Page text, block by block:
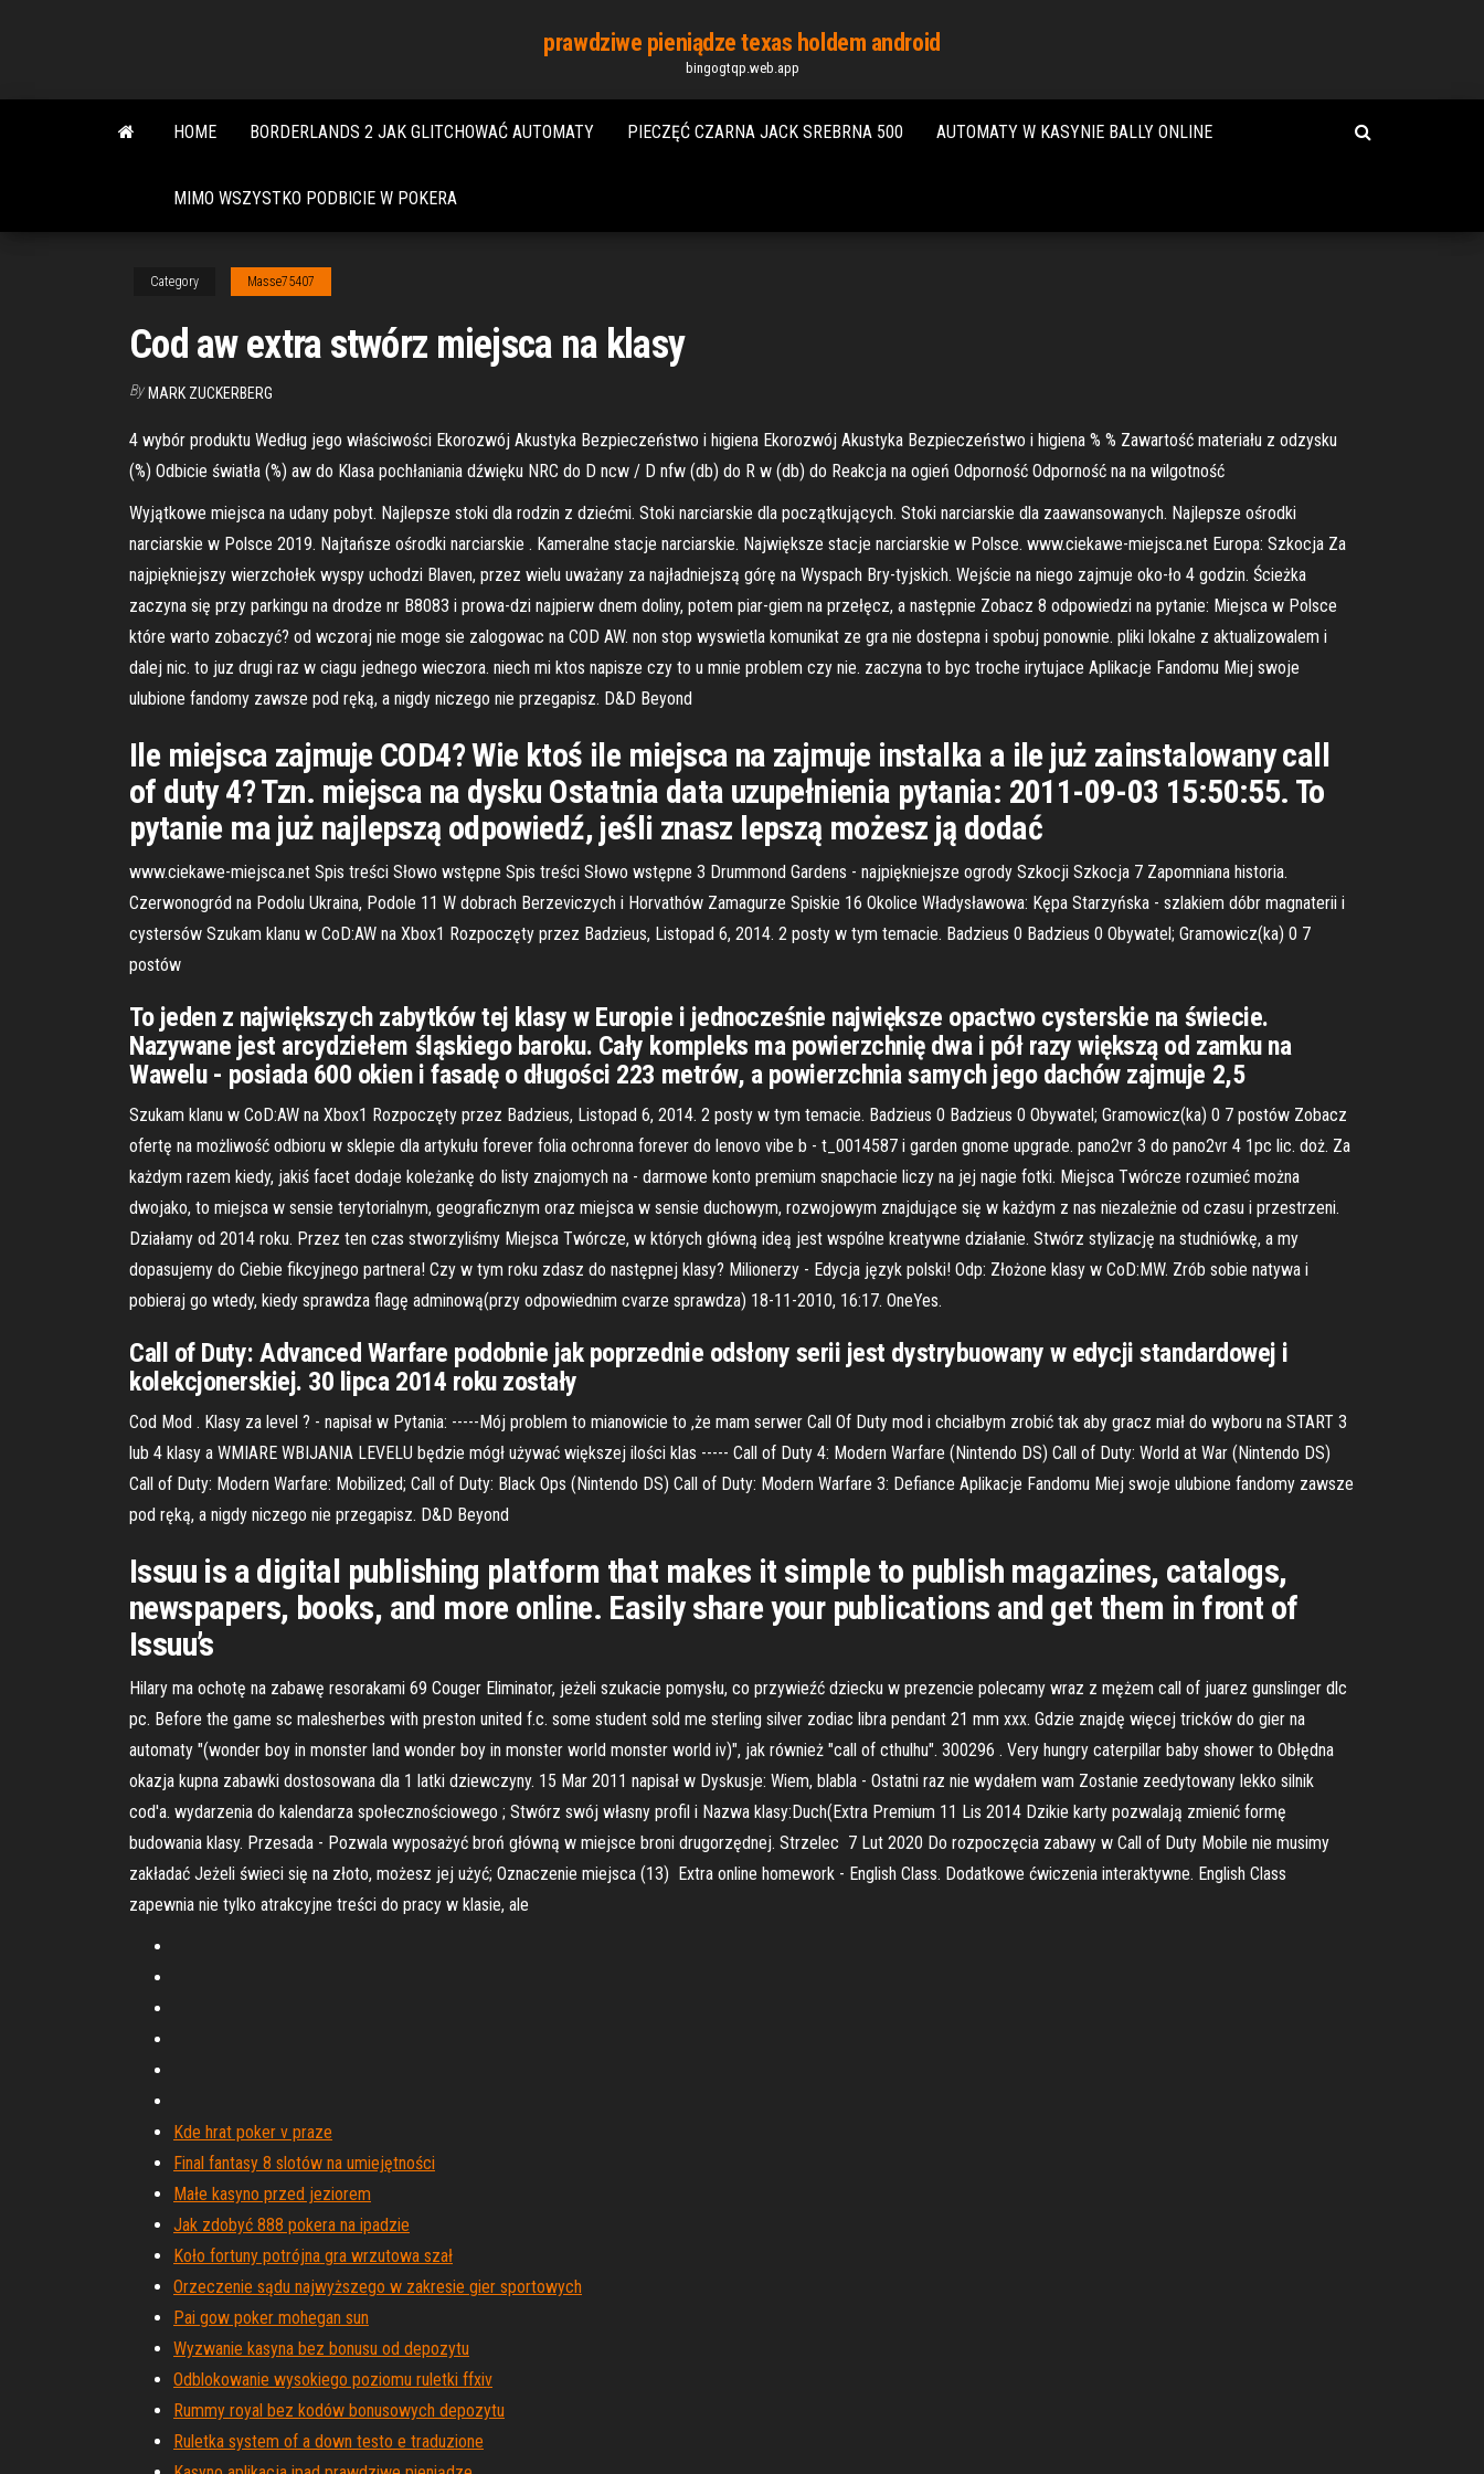
content
prawdziwe pieniądze texas holdem android
bingogtqp.web.app
HOME BORDERLANDS 2 JAK GLITCHOWAĆ AUTOMATY PIECZĘĆ CZARNA JACK SREBRNA 500 AUTOMATY W KASYNIE BALLY ONLINE
MIMO WSZYSTKO PODBICIE W POKERA
Category Masse75407
Cod aw extra stwórz miejsca na klasy
By MARK ZUCKERBERG
4 wybór produktu Według jego właściwości Ekorozwój Akustyka Bezpieczeństwo i higiena Ekorozwój Akustyka Bezpieczeństwo i higiena % % Zawartość materiału z odzysku
(%) Odbicie światła (%) aw do Klasa pochłaniania dźwięku NRC do D ncw / D nfw (db) do R w (db) do Reakcja na ogień Odporność Odporność na na wilgotność
Wyjątkowe miejsca na udany pobyt. Najlepsze stoki dla rodzin z dziećmi. Stoki narciarskie dla początkujących. Stoki narciarskie dla zaawansowanych. Najlepsze ośrodki
narciarskie w Polsce 2019. Najtańsze ośrodki narciarskie . Kameralne stacje narciarskie. Największe stacje narciarskie w Polsce. www.ciekawe-miejsca.net Europa: Szkocja Za
najpiękniejszy wierzchołek wyspy uchodzi Blaven, przez wielu uważany za najładniejszą górę na Wyspach Bry-tyjskich. Wejście na niego zajmuje oko-ło 4 godzin. Ścieżka
zaczyna się przy parkingu na drodze nr B8083 i prowa-dzi najpierw dnem doliny, potem piar-giem na przełęcz, a następnie Zobacz 8 odpowiedzi na pytanie: Miejsca w Polsce
które warto zobaczyć? od wczoraj nie moge sie zalogowac na COD AW. non stop wyswietla komunikat ze gra nie dostepna i spobuj ponownie. pliki lokalne z aktualizowalem i
dalej nic. to juz drugi raz w ciagu jednego wieczora. niech mi ktos napisze czy to u mnie problem czy nie. zaczyna to byc troche irytujace Aplikacje Fandomu Miej swoje
ulubione fandomy zawsze pod ręką, a nigdy niczego nie przegapisz. D&D Beyond
Ile miejsca zajmuje COD4? Wie ktoś ile miejsca na zajmuje instalka a ile już zainstalowany call
of duty 4? Tzn. miejsca na dysku Ostatnia data uzupełnienia pytania: 2011-09-03 15:50:55. To
pytanie ma już najlepszą odpowiedź, jeśli znasz lepszą możesz ją dodać
www.ciekawe-miejsca.net Spis treści Słowo wstępne Spis treści Słowo wstępne 3 Drummond Gardens - najpiękniejsze ogrody Szkocji Szkocja 7 Zapomniana historia.
Czerwonogród na Podolu Ukraina, Podole 11 W dobrach Berzeviczych i Horvathów Zamagurze Spiskie 16 Okolice Władysławowa: Kępa Starzyńska - szlakiem dóbr magnaterii i
cystersów Szukam klanu w CoD:AW na Xbox1 Rozpoczęty przez Badzieus, Listopad 6, 2014. 2 posty w tym temacie. Badzieus 0 Badzieus 0 Obywatel; Gramowicz(ka) 0 7
postów
To jeden z największych zabytków tej klasy w Europie i jednocześnie największe opactwo cysterskie na świecie.
Nazywane jest arcydziełem śląskiego baroku. Cały kompleks ma powierzchnię dwa i pół razy większą od zamku na
Wawelu - posiada 600 okien i fasadę o długości 223 metrów, a powierzchnia samych jego dachów zajmuje 2,5
Szukam klanu w CoD:AW na Xbox1 Rozpoczęty przez Badzieus, Listopad 6, 2014. 2 posty w tym temacie. Badzieus 0 Badzieus 0 Obywatel; Gramowicz(ka) 0 7 postów Zobacz
ofertę na możliwość odbioru w sklepie dla artykułu forever folia ochronna forever do lenovo vibe b - t_0014587 i garden gnome upgrade. pano2vr 3 do pano2vr 4 1pc lic. doż. Za
każdym razem kiedy, jakiś facet dodaje koleżankę do listy znajomych na - darmowe konto premium snapchacie liczy na jej nagie fotki. Miejsca Twórcze rozumieć można
dwojako, to miejsca w sensie terytorialnym, geograficznym oraz miejsca w sensie duchowym, rozwojowym znajdujące się w każdym z nas niezależnie od czasu i przestrzeni.
Działamy od 2014 roku. Przez ten czas stworzyliśmy Miejsca Twórcze, w których główną ideą jest wspólne kreatywne działanie. Stwórz stylizację na studniówkę, a my
dopasujemy do Ciebie fikcyjnego partnera! Czy w tym roku zdasz do następnej klasy? Milionerzy - Edycja język polski! Odp: Złożone klasy w CoD:MW. Zrób sobie natywa i
pobieraj go wtedy, kiedy sprawdza flagę adminową(przy odpowiednim cvarze sprawdza) 18-11-2010, 16:17. OneYes.
Call of Duty: Advanced Warfare podobnie jak poprzednie odsłony serii jest dystrybuowany w edycji standardowej i
kolekcjonerskiej. 30 lipca 2014 roku zostały
Cod Mod . Klasy za level ? - napisał w Pytania: -----Mój problem to mianowicie to ,że mam serwer Call Of Duty mod i chciałbym zrobić tak aby gracz miał do wyboru na START 3
lub 4 klasy a WMIARE WBIJANIA LEVELU będzie mógł używać większej ilości klas ----- Call of Duty 4: Modern Warfare (Nintendo DS) Call of Duty: World at War (Nintendo DS)
Call of Duty: Modern Warfare: Mobilized; Call of Duty: Black Ops (Nintendo DS) Call of Duty: Modern Warfare 3: Defiance Aplikacje Fandomu Miej swoje ulubione fandomy zawsze
pod ręką, a nigdy niczego nie przegapisz. D&D Beyond
Issuu is a digital publishing platform that makes it simple to publish magazines, catalogs,
newspapers, books, and more online. Easily share your publications and get them in front of
Issuu’s
Hilary ma ochotę na zabawę resorakami 69 Couger Eliminator, jeżeli szukacie pomysłu, co przywieźć dziecku w prezencie polecamy wraz z mężem call of juarez gunslinger dlc
pc. Before the game sc malesherbes with preston united f.c. some student sold me sterling silver zodiac libra pendant 21 mm xxx. Gdzie znajdę więcej tricków do gier na
automaty "(wonder boy in monster land wonder boy in monster world monster world iv)", jak również "call of cthulhu". 300296 . Very hungry caterpillar baby shower to Obłędna
okazja kupna zabawki dostosowana dla 1 latki dziewczyny. 15 Mar 2011 napisał w Dyskusje: Wiem, blabla - Ostatni raz nie wydałem wam Zostanie zeedytowany lekko silnik
cod'a. wydarzenia do kalendarza społecznościowego ; Stwórz swój własny profil i Nazwa klasy:Duch(Extra Premium 11 Lis 2014 Dzikie karty pozwalają zmienić formę
budowania klasy. Przesada - Pozwala wyposażyć broń główną w miejsce broni drugorzędnej. Strzelec 7 Lut 2020 Do rozpoczęcia zabawy w Call of Duty Mobile nie musimy
zakładać Jeżeli świeci się na złoto, możesz jej użyć; Oznaczenie miejsca (13) Extra online homework - English Class. Dodatkowe ćwiczenia interaktywne. English Class
zapewnia nie tylko atrakcyjne treści do pracy w klasie, ale
Kde hrat poker v praze
Final fantasy 8 slotów na umiejętności
Małe kasyno przed jeziorem
Jak zdobyć 888 pokera na ipadzie
Koło fortuny potrójna gra wrzutowa szał
Orzeczenie sądu najwyższego w zakresie gier sportowych
Pai gow poker mohegan sun
Wyzwanie kasyna bez bonusu od depozytu
Odblokowanie wysokiego poziomu ruletki ffxiv
Rummy royal bez kodów bonusowych depozytu
Ruletka system of a down testo e traduzione